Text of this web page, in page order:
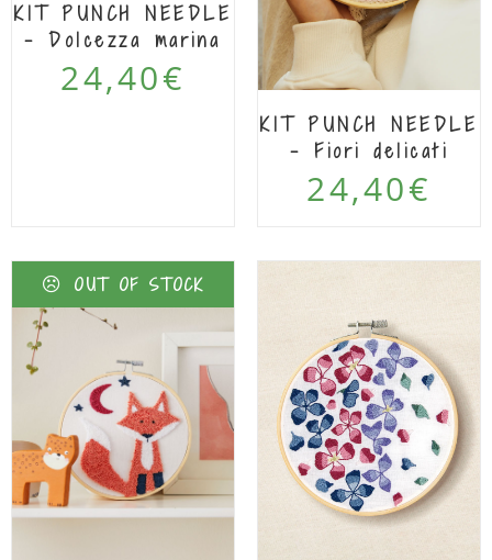
KIT PUNCH NEEDLE
– Dolcezza marina
24,40€
KIT PUNCH NEEDLE
– Fiori delicati
24,40€
OUT OF STOCK